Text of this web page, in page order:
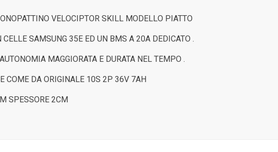
VELOCIPTOR SKILL MODELLO PIATTO
CELLE SAMSUNG 35E ED UN BMS A 20A DEDICATO .
MAGGIORATA E DURATA NEL TEMPO .
COME DA ORIGINALE 10S 2P 36V 7AH
SPESSORE 2CM